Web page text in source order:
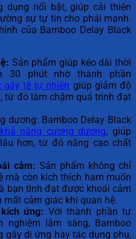
dụng nổi bật, giúp cải thiện
sự tự tin cho phái mạnh.
của Bamboo Delay Black
Sản phẩm giúp kéo dài thời
30 phút nhờ thành phần
gây tê tự nhiên giúp giảm độ
từ đó làm chậm quá trình đạt
dương: Bamboo Delay Black
khả năng cương dương, giúp
hơn, từ đó nâng cao chất
cảm: Sản phẩm không chỉ
mà còn kích thích ham muốn
bạn tình đạt được khoái cảm
cảm giác khi quan hệ.
ứng: Với thành phần tự
lâm sàng, Bamboo
gây dị ứng hay tác dụng phụ,